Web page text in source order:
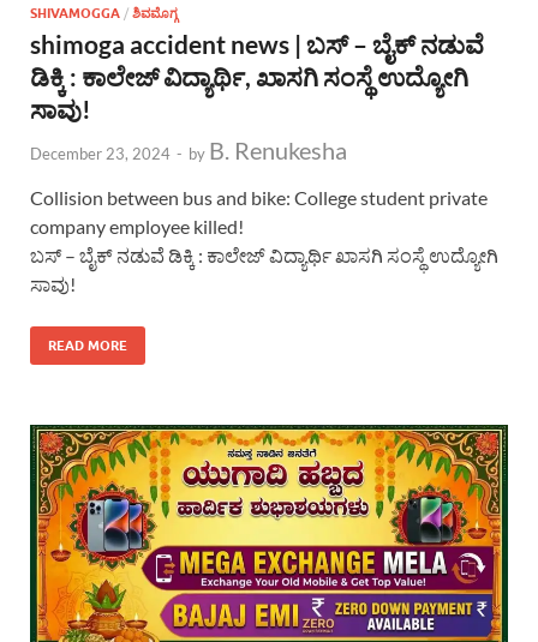
SHIVAMOGGA / ಶಿವಮೊಗ್ಗ
shimoga accident news | ಬಸ್ – ಬೈಕ್ ನಡುವೆ
ಡಿಕ್ಕಿ : ಕಾಲೇಜ್ ವಿದ್ಯಾರ್ಥಿ, ಖಾಸಗಿ ಸಂಸ್ಥೆ ಉದ್ಯೋಗಿ
ಸಾವು!
December 23, 2024 - by B. Renukesha
Collision between bus and bike: College student private
company employee killed!
ಬಸ್ – ಬೈಕ್ ನಡುವೆ ಡಿಕ್ಕಿ : ಕಾಲೇಜ್ ವಿದ್ಯಾರ್ಥಿ ಖಾಸಗಿ ಸಂಸ್ಥೆ ಉದ್ಯೋಗಿ
ಸಾವು!
READ MORE